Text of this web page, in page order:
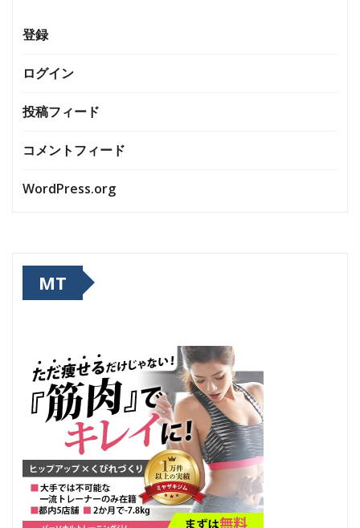
登録
ログイン
投稿フィード
コメントフィード
WordPress.org
MT